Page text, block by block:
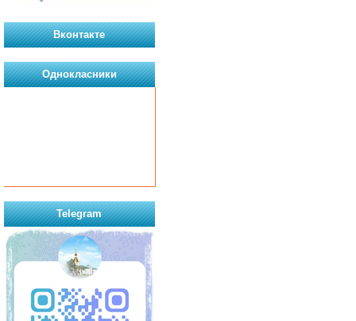
Вконтакте
Однокласники
Telegram